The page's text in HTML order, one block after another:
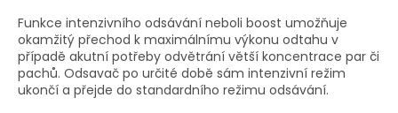
Funkce intenzivního odsávání neboli boost umožňuje
okamžitý přechod k maximálnímu výkonu odtahu v
případě akutní potřeby odvětrání větší koncentrace par či
pachů. Odsavač po určité době sám intenzivní režim
ukončí a přejde do standardního režimu odsávání.